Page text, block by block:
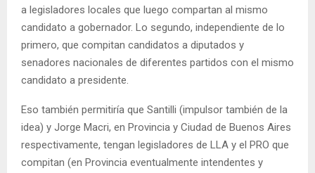
a legisladores locales que luego compartan al mismo
candidato a gobernador. Lo segundo, independiente de lo
primero, que compitan candidatos a diputados y
senadores nacionales de diferentes partidos con el mismo
candidato a presidente.
Eso también permitiría que Santilli (impulsor también de la
idea) y Jorge Macri, en Provincia y Ciudad de Buenos Aires
respectivamente, tengan legisladores de LLA y el PRO que
compitan (en Provincia eventualmente intendentes y